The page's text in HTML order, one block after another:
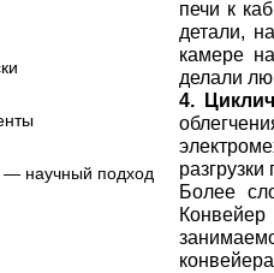
— научный подход
печи к
детали,
камере
делали
4.
Более
Конвейер